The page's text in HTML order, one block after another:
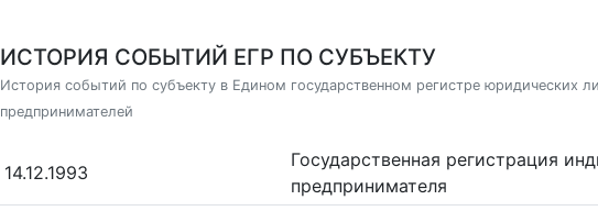
ИСТОРИЯ СОБЫТИЙ ЕГР ПО СУБЪЕКТУ
История событий по субъекту в Едином государственном регистре юридических
предпринимателей
14.12.1993
Государственная регистрация
предпринимателя